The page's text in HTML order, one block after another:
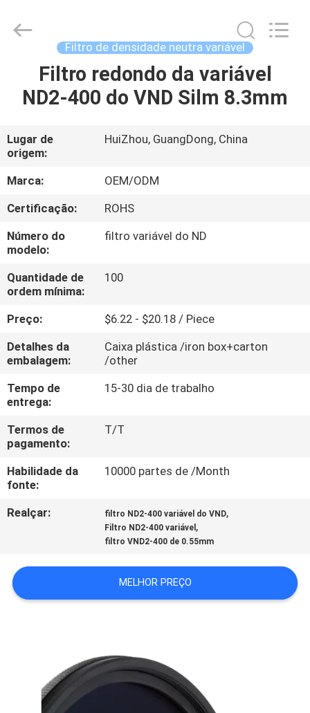
CASA
SOBRE
NÓS
EXCURSÃO
DA
FÁBRICA
CONTROLE
DA
QUALIDADE
CONTACTE-
NOS
PEÇA
UMAS
CITAÇÕES
MAPA
DO
PRIVACY
POLICY
Technology
Ltd..
Filtro de densidade neutra variável
Filtro redondo da variável
ND2-400 do VND Silm 8.3mm
Lugar de
origem:
HuiZhou, GuangDong, China
Marca:
OEM/ODM
Certificação:
ROHS
Número do
modelo:
filtro variável do ND
Quantidade de
ordem mínima:
100
Preço:
$6.22 - $20.18 / Piece
Detalhes da
embalagem:
Caixa plástica /iron box+carton
/other
Tempo de
entrega:
15-30 dia de trabalho
Termos de
pagamento:
T/T
Habilidade da
fonte:
10000 partes de /Month
Realçar: filtro ND2-400 variável do VND,
Filtro ND2-400 variável ,
filtro VND2-400 de 0.55mm
MELHOR PREÇO